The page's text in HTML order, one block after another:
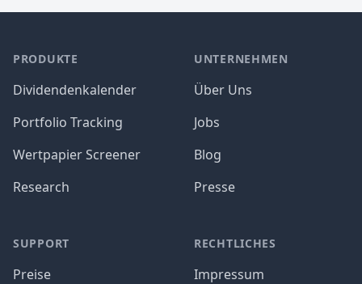
PRODUKTE
Dividendenkalender
Portfolio Tracking
Wertpapier Screener
Research
SUPPORT
Preise
UNTERNEHMEN
Über Uns
Jobs
Blog
Presse
RECHTLICHES
Impressum